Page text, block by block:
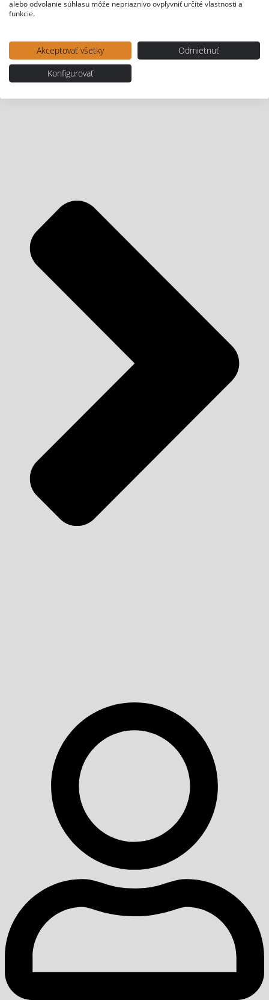
alebo odvolanie súhlasu môže nepriaznivo ovplyvniť určité vlastnosti a
funkcie.
Akceptovať všetky
Odmietnuť
Konfigurovať